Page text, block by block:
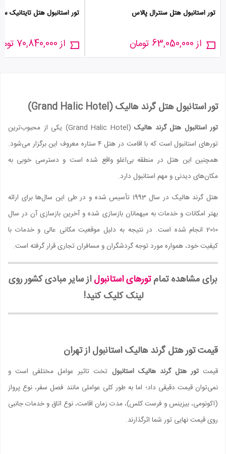
تور استانبول هتل سنترال پالاس
از 63,050,000 تومان
تور استانبول هتل تایتانیک
از 70,840,000 تومان
تور استانبول هتل گرند هالیک (Grand Halic Hotel)
تور استانبول هتل گرند هالیک
(Grand Halic Hotel) یکی از محبوب‌ترین
تورهای استانبول است که با اقامت در هتل ۴ ستاره معروف این برگزار می‌شود.
همچنین این هتل در منطقه بی‌اغلو واقع شده است و دسترسی خوبی به
مکان‌های دیدنی و مهم استانبول دارد.
هتل گرند هالیک در سال 1993 تأسیس شده و در طی این سال‌ها برای ارائه
بهتر امکانات و خدمات به میهمانان بازسازی شده و آخرین بازسازی آن در سال
2010 انجام شده است. در نتیجه به دلیل موقعیت مکانی عالی و خدمات با
کیفیت خود، همواره مورد توجه گردشگران و مسافران تجاری قرار گرفته است.
برای مشاهده تمامتورهای استانبولاز سایر مبادی کشور روی
لینک کلیک کنید!
قیمت تور هتل گرند هالیک استانبول از تهران
قیمتتور هتل گرند هالیک استانبول تخت تاثیر عوامل مختلفی است و
نمی‌توان قیمت دقیقی داد؛ اما به طور کلی عواملی مانند فصل سفر، نوع پرواز
(اکونومی، بیزینس و فرست کلس)، مدت زمان اقامت، نوع اتاق و خدمات جانبی
روی قیمت نهایی تور شما اثرگذارند.